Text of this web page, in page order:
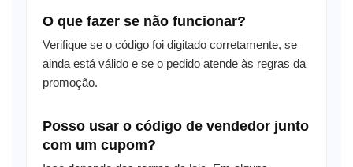
O que fazer se não funcionar?
Verifique se o código foi digitado corretamente, se
ainda está válido e se o pedido atende às regras da
promoção.
Posso usar o código de vendedor junto
com um cupom?